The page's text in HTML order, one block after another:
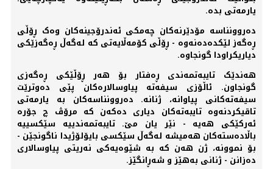
یارمەتی بدە.
دەروونناسە مۆدێرنەکان چەمکی ئەندرۆجینەکان وەک ڕۆڵی
ڕەگەز لێکدەدەنەوە - ڕۆڵی کۆمەڵایەتی کە لەگەڵ ڕەگەزێکی
دیاریکراودا گونجاوە.
هەندێک تایبەتمەندی ڕەفتار بۆ هەر ڕۆڵێکی ڕەگەزی
گونجاون. ئاڵۆزی سیفەتە پیاوسالارەکان پێی دەوترێت
سیفەتەکانی پیاوانە، ژنانە. دەروونناسەکان بە یارمەتی
تاقیکردنەوە تایبەتەکان دیاری دەکەن کە مرۆڤ چ جۆرە
ئەرکێکی هەیە - نێر یان مێ. تایبەتمەندییە سێکسییە
باڵادەستەکان هەمیشە لەگەڵ سێکسی بایۆلۆژیدا ناگونجێن -
بۆ نموونە، ژن هەن کە بە شێوەیەکی نەریتی پیاوسالاری
دەزانن - ژنانی بەهێز و شەڕانگێز.